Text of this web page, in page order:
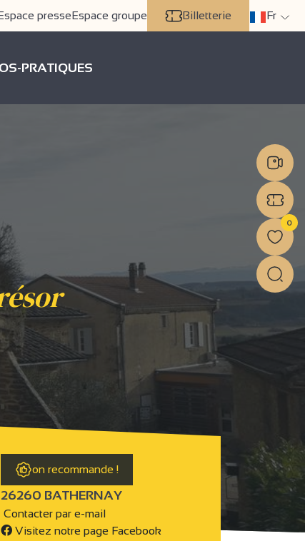
presseEspace groupe Billetterie Fr
PRATIQUES
on recommande !
26260 BATHERNAY
Contacter par e-mail
Visitez notre page Facebook
0